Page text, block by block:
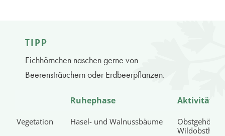
TIPP
Eichhörnchen naschen gerne von
Beerensträuchern oder Erdbeerpflanzen.
Ruhephase
Vegetation Hasel- und Walnussbäume